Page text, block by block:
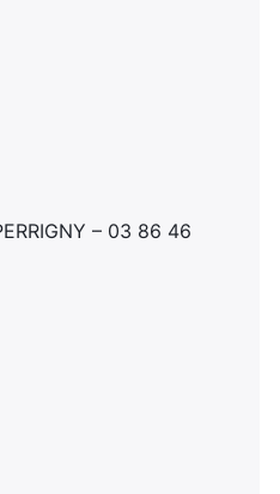
– 03 86 46